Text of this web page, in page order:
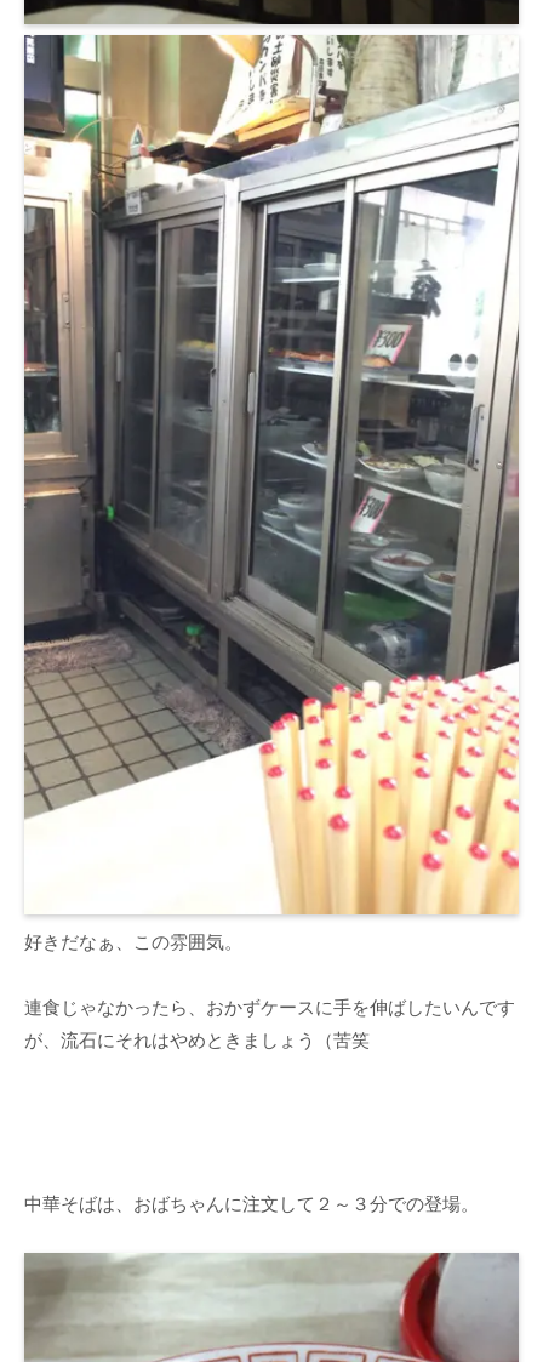
好きだなぁ、この雰囲気。
連食じゃなかったら、おかずケースに手を伸ばしたいんです
が、流石にそれはやめときましょう（苦笑
中華そばは、おばちゃんに注文して２～３分での登場。